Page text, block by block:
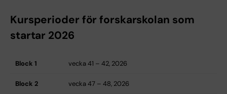
Kursperioder för forskarskolan som
startar 2026
Block 1 vecka 41 – 42, 2026
Block 2 vecka 47 – 48, 2026